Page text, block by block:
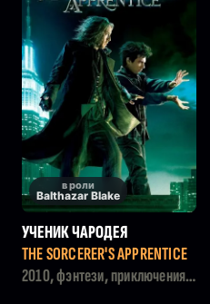
в роли
Balthazar Blake
УЧЕНИК ЧАРОДЕЯ
THE SORCERER'S APPRENTICE
2010, фэнтези, приключения,